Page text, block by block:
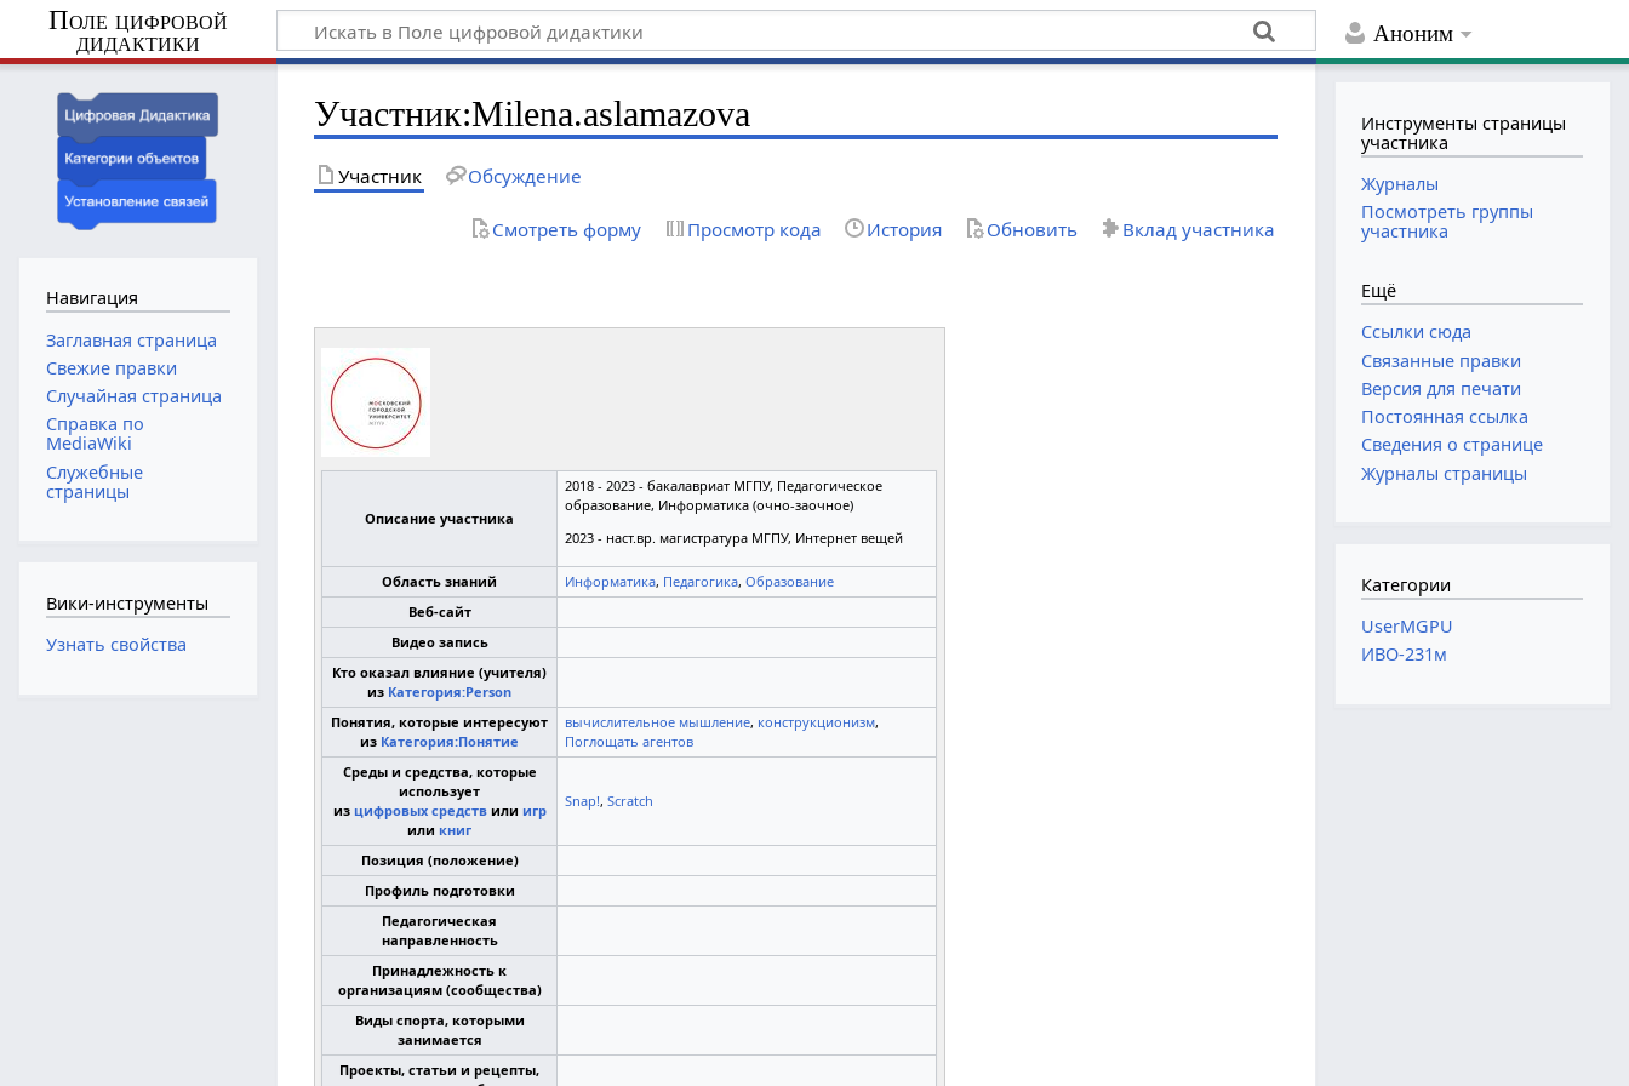
Аноним
Поле цифровой
дидактики
Участник:Milena.aslamazova
Участник Обсуждение
Смотреть форму Просмотр кода История Обновить Вклад участника
Описание участника
2018 - 2023 - бакалавриат МГПУ, Педагогическое
образование, Информатика (очно-заочное)
2023 - наст.вр. магистратура МГПУ, Интернет вещей
Область знаний Информатика, Педагогика, Образование
Веб-сайт
Видео запись
Кто оказал влияние (учителя)
из Категория:Person
Понятия, которые интересуют
из Категория:Понятие
вычислительное мышление, конструкционизм,
Поглощать агентов
Среды и средства, которые
использует
из цифровых средствили игр
иликниг
Snap!, Scratch
Позиция (положение)
Профиль подготовки
Педагогическая
направленность
Принадлежность к
организациям (сообщества)
Виды спорта, которыми
занимается
Проекты, статьи и рецепты,
Навигация
Заглавная страница
Свежие правки
Случайная страница
Справка по
MediaWiki
Служебные
страницы
Вики-инструменты
Узнать свойства
Инструменты страницы
участника
Журналы
Посмотреть группы
участника
Ещё
Ссылки сюда
Связанные правки
Версия для печати
Постоянная ссылка
Сведения о странице
Журналы страницы
Категории
UserMGPU
ИВО-231м